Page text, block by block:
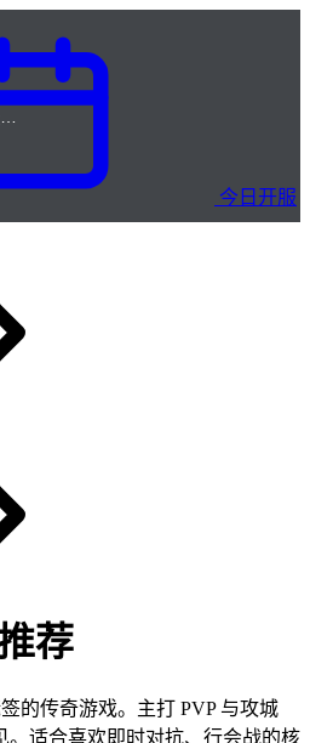
今日开服
荐
的传奇游戏。 主打 PVP 与攻城
。适合喜欢即时对抗、行会战的核